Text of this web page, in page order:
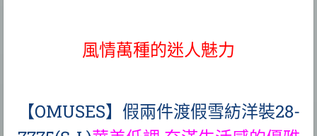
風情萬種的迷人魅力
【OMUSES】假兩件渡假雪紡洋裝28-